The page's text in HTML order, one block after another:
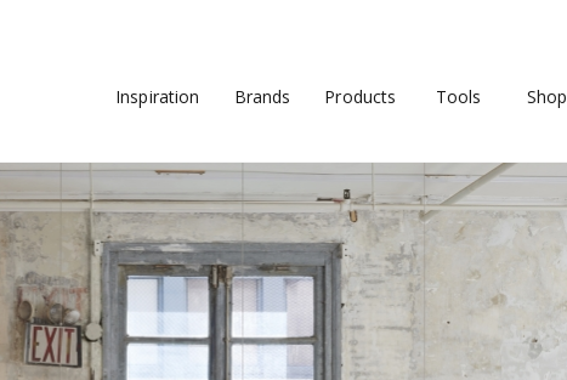
Inspiration Brands Products Tools Shop